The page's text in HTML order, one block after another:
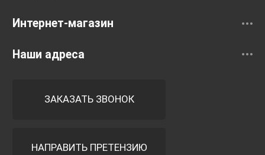
Интернет-магазин
Наши адреса
ЗАКАЗАТЬ ЗВОНОК
НАПРАВИТЬ ПРЕТЕНЗИЮ